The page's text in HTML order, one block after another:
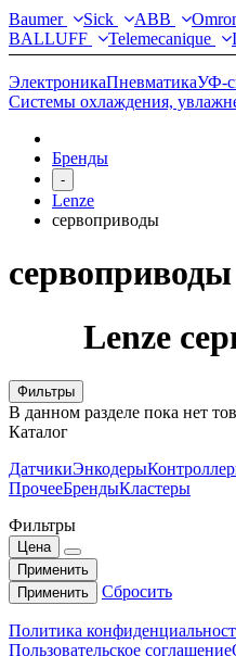
Baumer
Sick ABB
BALLUFF
Telemecanique
ЭлектроникаПневматикаУФ-
Системы охлаждения,
Бренды
-
Lenze
сервоприводы
сервоприводы
Lenze
Фильтры
В данном разделе пока нет
Каталог
ДатчикиЭнкодеры
ПрочееБрендыКластеры
Фильтры
Цена
Применить
Применить
Сбросить
Политика
Пользовательское соглашение